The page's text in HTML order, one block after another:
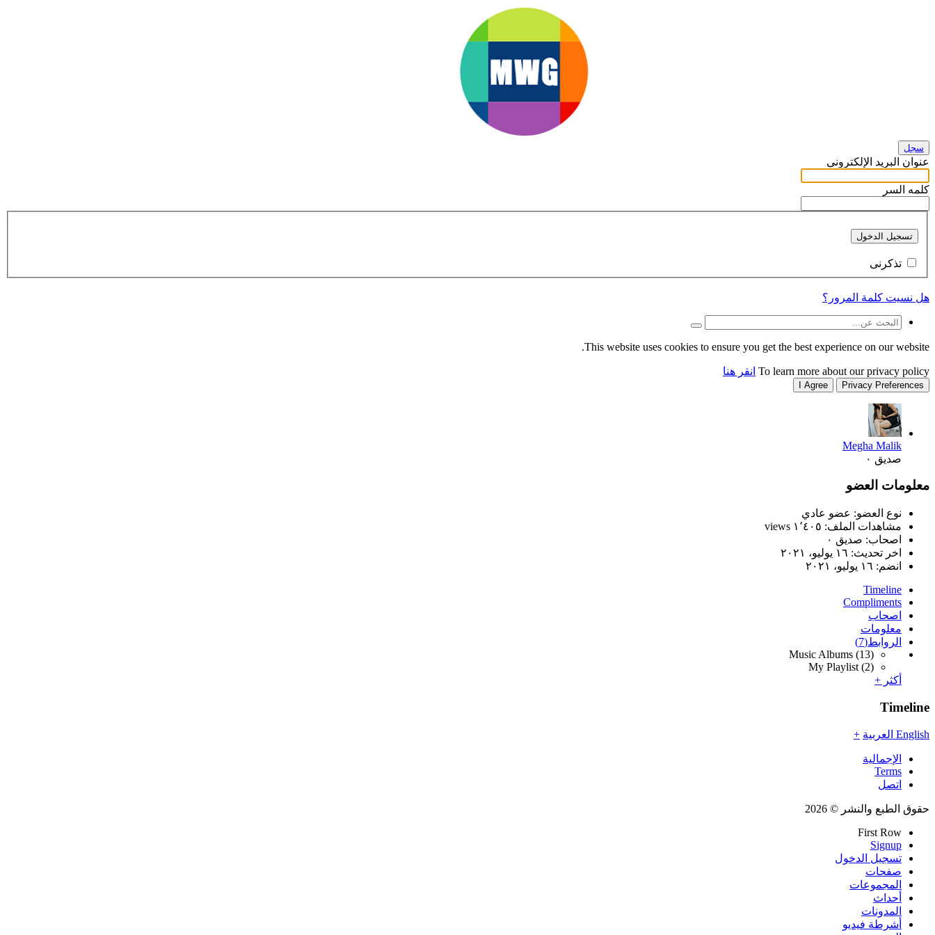
سجل
عنوان البريد الإلكتروني
كلمه السر
تسجيل الدخول
تذكرنى
هل نسيت كلمة المرور؟
This website uses cookies to ensure you get the best experience on our website.
To learn more about our privacy policy انقر هنا
Privacy Preferences
I Agree
Megha Malik
صديق ٠
معلومات العضو
نوع العضو: عضو عادي
مشاهدات الملف: ١٬٤٠٥ views
اصحاب: صديق ٠
اخر تحديث: ١٦ يوليو، ٢٠٢١
انضم: ١٦ يوليو، ٢٠٢١
Timeline
Compliments
اصحاب
معلومات
الروابط(7)
Music Albums (13)
My Playlist (2)
أكثر +
Timeline
English العربية +
الإجمالية
Terms
اتصل
حقوق الطبع والنشر © 2026
First Row
Signup
تسجيل الدخول
صفحات
المجموعات
أحداث
المدونات
أشرطة فيديو